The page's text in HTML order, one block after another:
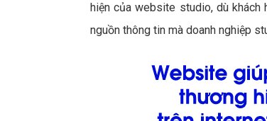
hiện của website studio, dù
nguồn thông tin mà doanh nghiệp